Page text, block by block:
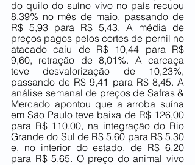
do quilo do suíno vivo no país recuou
8,39% no mês de maio, passando de
R$ 5,93 para R$ 5,43. A média de
preços pagos pelos cortes de pernil no
atacado caiu de R$ 10,44 para R$
9,60, retração de 8,01%. A carcaça
teve desvalorização de 10,23%,
passando de R$ 9,41 para R$ 8,45. A
análise semanal de preços de Safras &
Mercado apontou que a arroba suína
em São Paulo teve baixa de R$ 126,00
para R$ 110,00, na integração do Rio
Grande do Sul de R$ 5,60 para R$ 5,30
e, no interior do estado, de R$ 6,20
para R$ 5,65. O preço do animal vivo